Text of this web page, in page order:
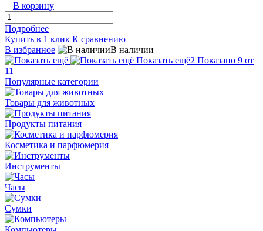
В корзину
Подробнее
Купить в 1 клик К сравнению
В избранное
В наличии
Показать ещё2 Показано 9 от
11
Популярные категории
Товары для животных
Продукты питания
Косметика и парфюмерия
Инструменты
Часы
Сумки